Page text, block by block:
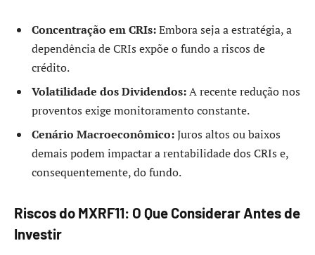
Concentração em CRIs:Embora seja a estratégia, a
dependência de CRIs expõe o fundo a riscos de
crédito.
Volatilidade dos Dividendos:A recente redução nos
proventos exige monitoramento constante.
Cenário Macroeconômico:Juros altos ou baixos
demais podem impactar a rentabilidade dos CRIs e,
consequentemente, do fundo.
Riscos do MXRF11: O Que Considerar Antes de
Investir